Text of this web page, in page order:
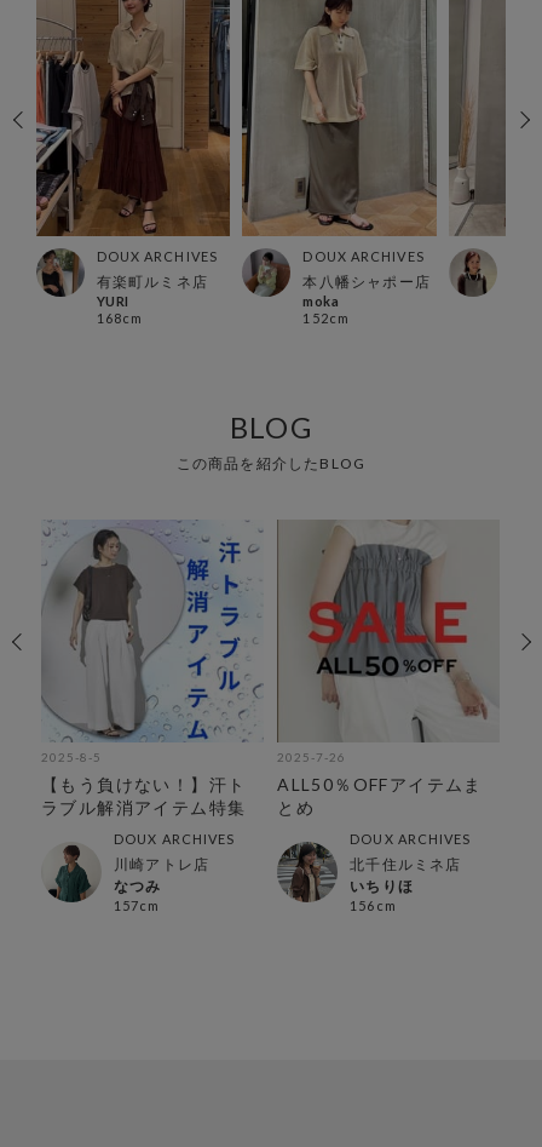
DOUX ARCHIVES
有楽町ルミネ店
YURI
168cm
DOUX ARCHIVES
本八幡シャポー店
moka
152cm
BLOG
この商品を紹介したBLOG
2025-8-5
【もう負けない！】汗ト
ラブル解消アイテム特集
DOUX ARCHIVES
川崎アトレ店
なつみ
157cm
2025-7-26
ALL50％OFFアイテムま
とめ
DOUX ARCHIVES
北千住ルミネ店
いちりほ
156cm